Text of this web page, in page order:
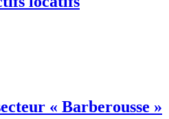
« Barberousse »